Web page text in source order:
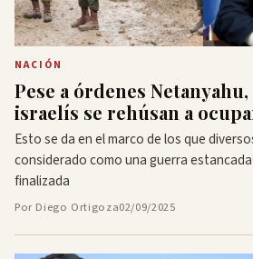
NACIÓN
Pese a órdenes
israelís se rehúsan a
Esto se da en el marco de los que
considerado como una guerra
finalizada
Por Diego Ortigoza02/09/2025